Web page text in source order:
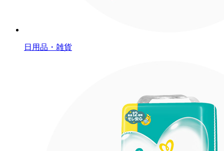
日用品・雑貨